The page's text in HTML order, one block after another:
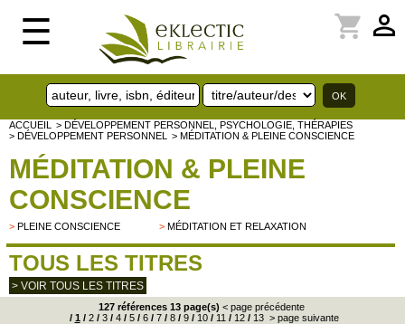
☰ perm_identity
shopping_cart
ACCUEIL
> DÉVELOPPEMENT PERSONNEL, PSYCHOLOGIE, THÉRAPIES
> DÉVELOPPEMENT PERSONNEL
> MÉDITATION & PLEINE CONSCIENCE
MÉDITATION & PLEINE
CONSCIENCE
> PLEINE CONSCIENCE >MÉDITATION ET RELAXATION
TOUS LES TITRES
> VOIR TOUS LES TITRES
127 références 13 page(s) < page précédente
/ 1 /2/3/4/5/6/7/8/9/10/11 /12/13 > page suivante